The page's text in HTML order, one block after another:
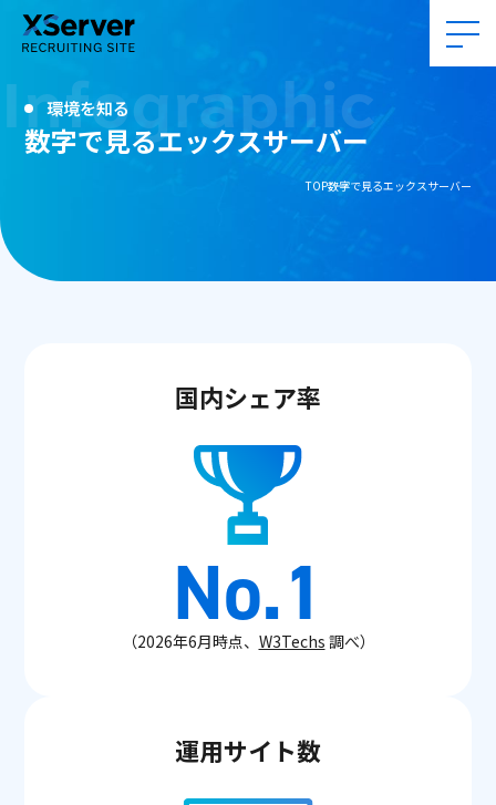
環境を知る
数字で見るエックスサーバー
TOP数字で見るエックスサーバー
Infographic
国内シェア率
No.1
（2026年6月時点、 W3Techs 調べ）
運用サイト数